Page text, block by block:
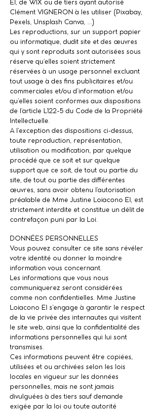
EI, de WIX ou de tiers ayant autorisé
Clément VIGNERON à les utiliser (Pixabay,
Pexels, Unsplash Canva, …)
Les reproductions, sur un support papier
ou informatique, dudit site et des œuvres
qui y sont reproduits sont autorisées sous
réserve qu’elles soient strictement
réservées à un usage personnel excluant
tout usage à des fins publicitaires et/ou
commerciales et/ou d’information et/ou
qu’elles soient conformes aux dispositions
de l’article L122-5 du Code de la Propriété
Intellectuelle.
A l’exception des dispositions ci-dessus,
toute reproduction, représentation,
utilisation ou modification, par quelque
procédé que ce soit et sur quelque
support que ce soit, de tout ou partie du
site, de tout ou partie des différentes
œuvres, sans avoir obtenu l’autorisation
préalable de Mme Justine Loiacono EI, est
strictement interdite et constitue un délit de
contrefaçon puni par la Loi.
DONNÉES PERSONNELLES
Vous pouvez consulter ce site sans révéler
votre identité ou donner la moindre
information vous concernant.
Les informations que vous nous
communiquerez seront considérées
comme non confidentielles. Mme Justine
Loiacono EI s’engage à garantir le respect
de la vie privée des internautes qui visitent
le site web, ainsi que la confidentialité des
informations personnelles qui lui sont
transmises.
Ces informations peuvent être copiées,
utilisées et ou archivées selon les lois
locales en vigueur sur les données
personnelles, mais ne sont jamais
divulguées à des tiers sauf demande
exigée par la loi ou toute autorité